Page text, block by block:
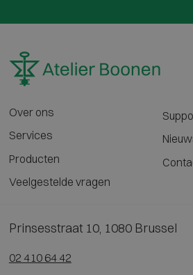
Over ons
Services
Producten
Veelgestelde vragen
Prinsesstraat 10, 1080 Brussel
02 410 64 42